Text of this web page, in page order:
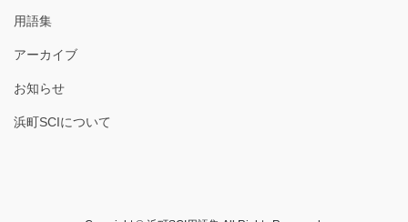
用語集
アーカイブ
お知らせ
浜町SCIについて